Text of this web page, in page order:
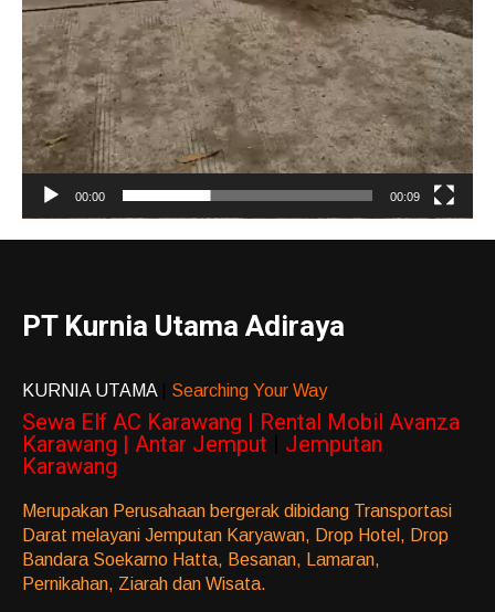
00:00 00:09
PT Kurnia Utama Adiraya
KURNIA UTAMA Searching Your Way
Sewa Elf AC Karawang | Rental Mobil Avanza
Karawang | Antar Jemput
Jemputan
Karawang
Merupakan Perusahaan bergerak dibidang Transportasi
Darat melayani Jemputan Karyawan, Drop Hotel, Drop
Bandara Soekarno Hatta, Besanan, Lamaran,
Pernikahan, Ziarah dan Wisata.